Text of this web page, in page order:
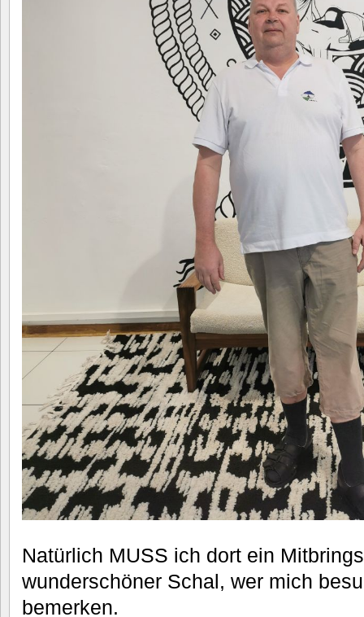
Natürlich MUSS ich dort ein
wunderschöner Schal, wer mich
bemerken.